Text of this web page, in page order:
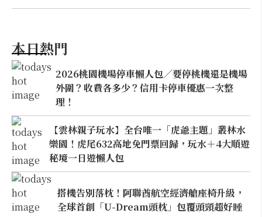
本日熱門
2026桃園機場停車懶人包／要停桃機還是機場
外圍？收費各多少？信用卡停車優惠一次整
理！
【雲林親子玩水】全台唯一「虎爺主題」叢林水
樂園！虎尾632高地免門票回歸，玩水＋4大順遊
秘境一日遊懶人包
搭機告別落枕！阿聯酋航空經濟艙座椅升級，
全球首創「U-Dream頭枕」包覆頭頸超好睡